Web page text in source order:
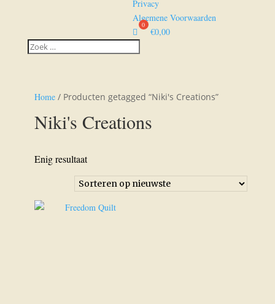
Privacy
Algemene Voorwaarden
€0,00
Home/ Producten getagged “Niki's Creations”
Niki's Creations
Enig resultaat